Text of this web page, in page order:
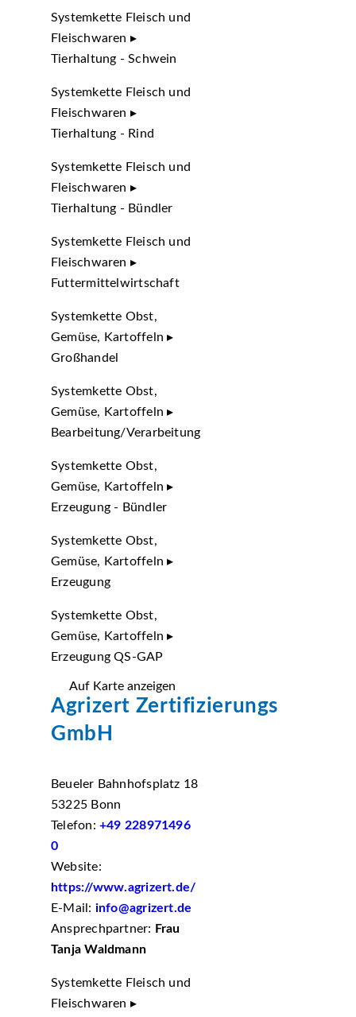
Systemkette Fleisch und
Fleischwaren ▸
Tierhaltung - Schwein
Systemkette Fleisch und
Fleischwaren ▸
Tierhaltung - Rind
Systemkette Fleisch und
Fleischwaren ▸
Tierhaltung - Bündler
Systemkette Fleisch und
Fleischwaren ▸
Futtermittelwirtschaft
Systemkette Obst,
Gemüse, Kartoffeln ▸
Großhandel
Systemkette Obst,
Gemüse, Kartoffeln ▸
Bearbeitung/Verarbeitung
Systemkette Obst,
Gemüse, Kartoffeln ▸
Erzeugung - Bündler
Systemkette Obst,
Gemüse, Kartoffeln ▸
Erzeugung
Systemkette Obst,
Gemüse, Kartoffeln ▸
Erzeugung QS-GAP
Auf Karte anzeigen
Agrizert Zertifizierungs
GmbH
Beueler Bahnhofsplatz 18
53225 Bonn
Telefon: +49 228971496
0
Website:
https://www.agrizert.de/
E-Mail: info@agrizert.de
Ansprechpartner: Frau
Tanja Waldmann
Systemkette Fleisch und
Fleischwaren ▸